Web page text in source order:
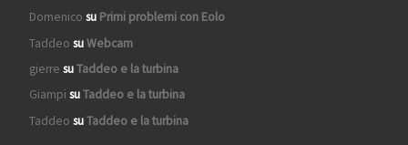
Domenico su Primi problemi con Eolo
Taddeo suWebcam
gierre suTaddeo e la turbina
Giampi suTaddeo e la turbina
Taddeo suTaddeo e la turbina